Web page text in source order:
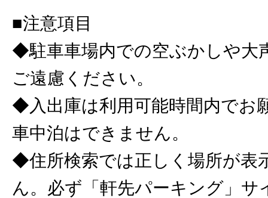
■注意項目
◆駐車車場内での空ぶかしや大
ご遠慮ください。
◆入出庫は利用可能時間内でお
車中泊はできません。
◆住所検索では正しく場所が表
ん。必ず「軒先パーキング」サ